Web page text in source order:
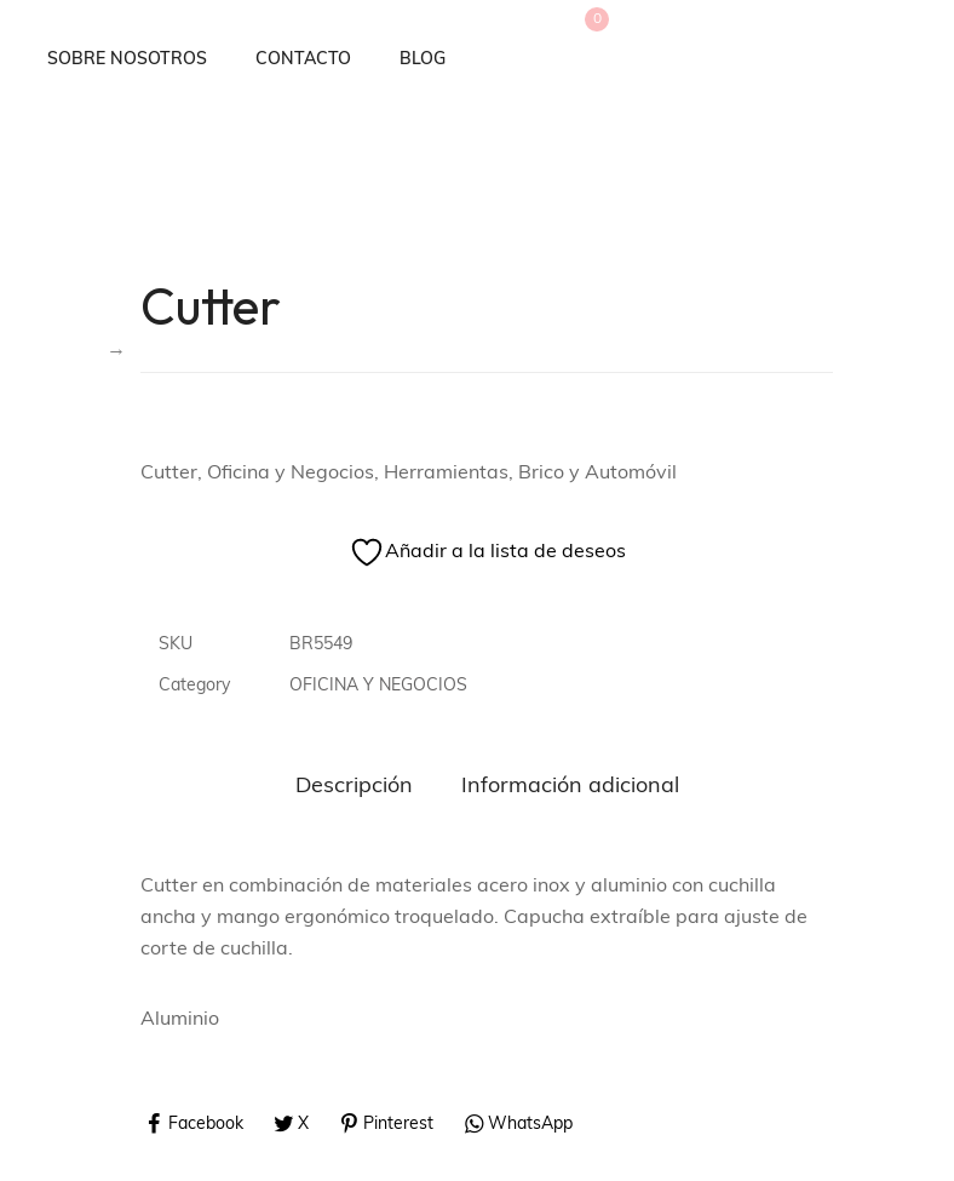
SOBRE NOSOTROS CONTACTO BLOG
0
Cutter
Cutter, Oficina y Negocios, Herramientas, Brico y Automóvil
Añadir a la lista de deseos
SKU BR5549
Category OFICINA Y NEGOCIOS
Descripción Información adicional
Cutter en combinación de materiales acero inox y aluminio con cuchilla
ancha y mango ergonómico troquelado. Capucha extraíble para ajuste de
corte de cuchilla.
Aluminio
Facebook X Pinterest WhatsApp